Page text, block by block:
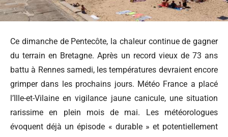
Ce dimanche de Pentecôte, la chaleur continue de gagner
du terrain en Bretagne. Après un record vieux de 73 ans
battu à Rennes samedi, les températures devraient encore
grimper dans les prochains jours. Météo France a placé
l’Ille-et-Vilaine en vigilance jaune canicule, une situation
rarissime en plein mois de mai. Les météorologues
évoquent déjà un épisode « durable » et potentiellement